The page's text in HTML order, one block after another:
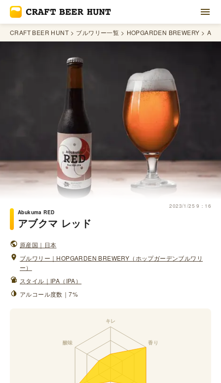
CRAFT BEER HUNT ブルワリー一覧 HOPGARDEN BREWERY
2023/1/25 9：16
Abukuma RED
アブクマ レッド
原産国｜日本
ブルワリー｜HOPGARDEN BREWERY（ホップガーデンブルワリ
ー）
スタイル｜IPA（IPA）
アルコール度数｜7%